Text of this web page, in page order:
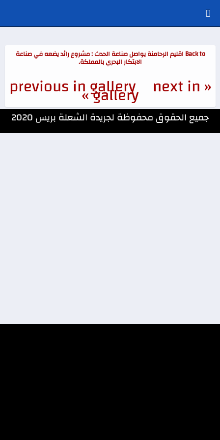
Back to اقليم الرحامنة يواصل صناعة الحدث : مشروع رائد يضعه في صناعة
الابتكار البحري بالمملكة.
« previous in gallery
next in
gallery »
جميع الحقوق محفوظة لجريدة الشعلة بريس 2020